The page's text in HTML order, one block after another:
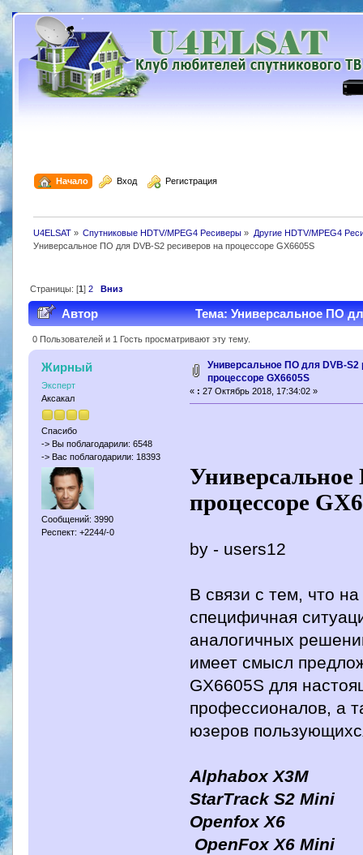
Начало Вход Регистрация
U4ELSAT» Спутниковые HDTV/MPEG4 Ресиверы » Другие HDTV/MPEG4
Универсальное ПО для DVB-S2 ресиверов на процессоре GX6605S
Страницы: [1] 2 Вниз
Автор
Тема: Универсальное ПО
раз)
0 Пользователей и 1 Гость просматривают эту тему.
Жирный
Эксперт
Аксакал
Спасибо
-> Вы поблагодарили: 6548
-> Вас поблагодарили: 18393
Сообщений: 3990
Респект: +2244/-0
Универсальное ПО для DVB-S2
процессоре GX6605S
« : 27 Октябрь 2018, 17:34:02 »
процессоре
by - users12
В связи с тем, что
специфичная
аналогичных
имеет смысл
GX6605S для
профессионалов, а
юзеров
Alphabox X3M
StarTrack S2 Mini
Openfox X6
OpenFox X6 Mini